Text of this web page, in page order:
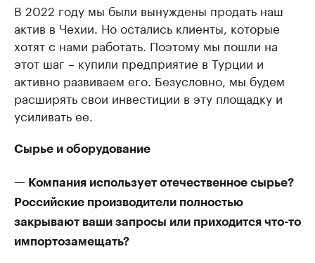
В 2022 году мы были вынуждены продать наш
актив в Чехии. Но остались клиенты, которые
хотят с нами работать. Поэтому мы пошли на
этот шаг – купили предприятие в Турции и
активно развиваем его. Безусловно, мы будем
расширять свои инвестиции в эту площадку и
усиливать ее.
Сырье и оборудование
— Компания использует отечественное сырье?
Российские производители полностью
закрывают ваши запросы или приходится что-то
импортозамещать?